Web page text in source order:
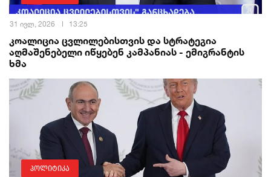
31 ივლ, 2026 13:25
კოალიცია ცვლილებისთვის და სტრატეგია
აღმაშენებელი იწყებენ კამპანიას - ემიგრანტის
ხმა
პოლიტიკა